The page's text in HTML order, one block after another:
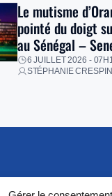
Le mutisme
pointé du doigt
au Sénégal –
6 JUILLET 2026 -
STÉPHANIE CRESPIN